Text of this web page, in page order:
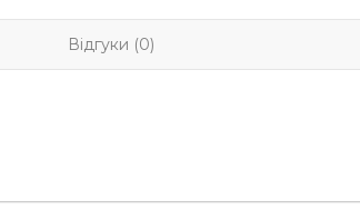
Відгуки (0)